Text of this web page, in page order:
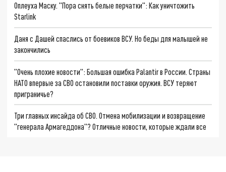
Оплеуха Маску. "Пора снять белые перчатки": Как уничтожить
Starlink
Даня с Дашей спаслись от боевиков ВСУ. Но беды для малышей не
закончились
"Очень плохие новости": Большая ошибка Palantir в России. Страны
НАТО впервые за СВО остановили поставки оружия. ВСУ теряют
приграничье?
Три главных инсайда об СВО. Отмена мобилизации и возвращение
"генерала Армагеддона"? Отличные новости, которые ждали все